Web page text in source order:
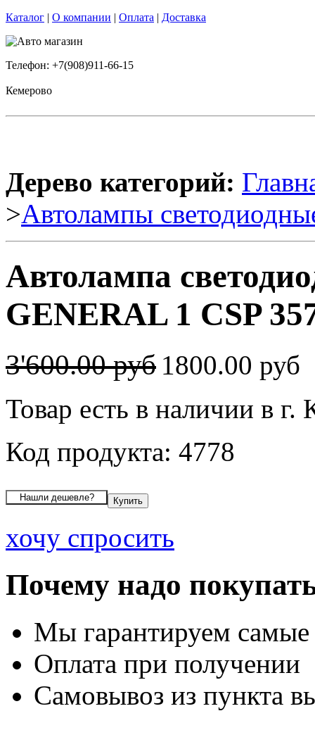
Каталог | О компании | Оплата | Доставка
Телефон: +7(908)911-66-15
Кемерово
Дерево категорий:
>Автолампы
Автолампа
GENERAL 1 CSP
3'600.00 руб 1800.00 руб
Товар есть в наличии в г.
Код продукта: 4778
хочу спросить
Почему надо
Мы гарантируем
Оплата при получении
Самовывоз из пункта